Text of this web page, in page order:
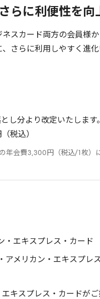
らに利便性を向
スカード両方の会員様
さらに利用しやすく進化
し分より改定いたします。
（税込）
年会費3,300 円（税込/ 枚）
・エキスプレス・カード
アメリカン・エキスプレ
キスプレス・カードが